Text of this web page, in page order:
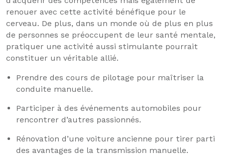
renouer avec cette activité bénéfique pour le
cerveau. De plus, dans un monde où de plus en plus
de personnes se préoccupent de leur santé mentale,
pratiquer une activité aussi stimulante pourrait
constituer un véritable allié.
Prendre des cours de pilotage pour maîtriser la
conduite manuelle.
Participer à des événements automobiles pour
rencontrer d’autres passionnés.
Rénovation d’une voiture ancienne pour tirer parti
des avantages de la transmission manuelle.